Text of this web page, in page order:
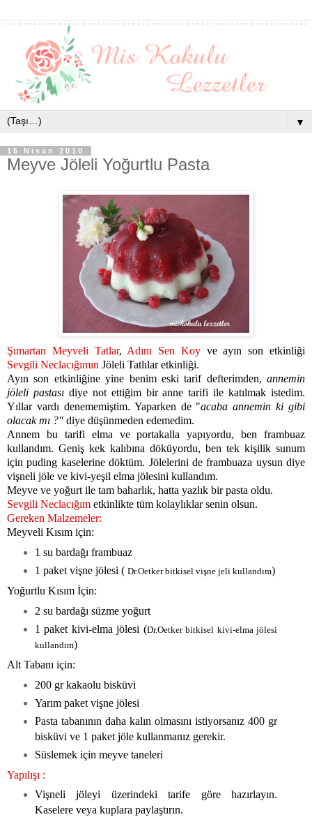
▼
15 Nisan 2010
Meyve Jöleli Yoğurtlu Pasta
Şımartan Meyveli Tatlar, Adını Sen Koyve ayın son etkinliği
Sevgili Neclacığımın Jöleli Tatlılar etkinliği.
Ayın son etkinliğine yine benim eski tarif defterimden, annemin
jöleli pastasıdiye not ettiğim bir anne tarifi ile katılmak istedim.
Yıllar vardı denememiştim. Yaparken de "acaba annemin ki gibi
olacak mı ?" diye düşünmeden edemedim.
Annem bu tarifi elma ve portakalla yapıyordu, ben frambuaz
kullandım. Geniş kek kalıbına döküyordu, ben tek kişilik sunum
için puding kaselerine döktüm. Jölelerini de frambuaza uysun diye
vişneli jöle ve kivi-yeşil elma jölesini kullandım.
Meyve ve yoğurt ile tam baharlık, hatta yazlık bir pasta oldu.
Sevgili Neclacığım etkinlikte tüm kolaylıklar senin olsun.
Gereken Malzemeler:
Meyveli Kısım için:
1 su bardağı frambuaz
1 paket vişne jölesi ( Dr.Oetker bitkisel vişne jeli kullandım)
Yoğurtlu Kısım İçin:
2 su bardağı süzme yoğurt
1 paket kivi-elma jölesi (Dr.Oetker bitkisel kivi-elma jölesi
kullandım)
Alt Tabanı için:
200 gr kakaolu bisküvi
Yarım paket vişne jölesi
Pasta tabanının daha kalın olmasını istiyorsanız 400 gr
bisküvi ve 1 paket jöle kullanmanız gerekir.
Süslemek için meyve taneleri
Yapılışı :
Vişneli jöleyi üzerindeki tarife göre hazırlayın.
Kaselere veya kuplara paylaştırın.